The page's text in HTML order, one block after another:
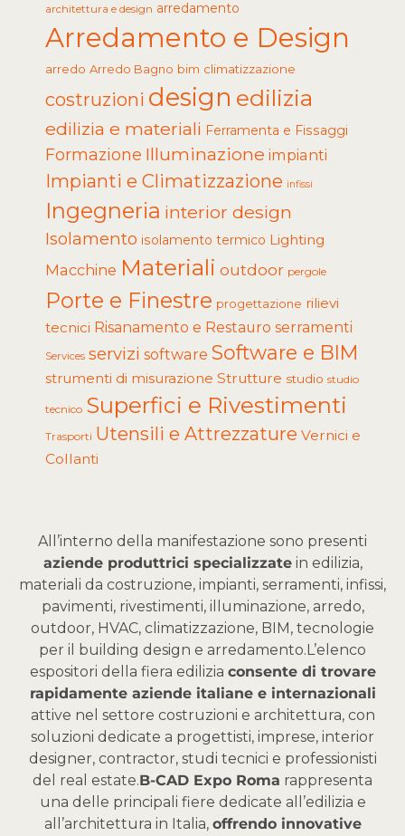
architettura e design arredamento
Arredamento e Design
arredo Arredo Bagno bim climatizzazione
costruzioni design edilizia
edilizia e materiali Ferramenta e Fissaggi
Formazione Illuminazione impianti
Impianti e Climatizzazione infissi
Ingegneria interior design
Isolamento isolamento termico Lighting
Macchine Materiali outdoor pergole
Porte e Finestre progettazione rilievi
tecnici Risanamento e Restauro serramenti
Services servizi software Software e BIM
strumenti di misurazione Strutture studio studio
tecnico Superfici e Rivestimenti
Trasporti Utensili e Attrezzature Vernici e
Collanti
All’interno della manifestazione sono presenti
aziende produttrici specializzatein edilizia,
materiali da costruzione, impianti, serramenti, infissi,
pavimenti, rivestimenti, illuminazione, arredo,
outdoor, HVAC, climatizzazione, BIM, tecnologie
per il building design e arredamento. L’elenco
espositori della fiera edilizia consente di trovare
rapidamente aziende italiane e internazionali
attive nel settore costruzioni e architettura, con
soluzioni dedicate a progettisti, imprese, interior
designer, contractor, studi tecnici e professionisti
del real estate.B-CAD Expo Roma rappresenta
una delle principali fiere dedicate all’edilizia e
all’architettura in Italia, offrendo innovative